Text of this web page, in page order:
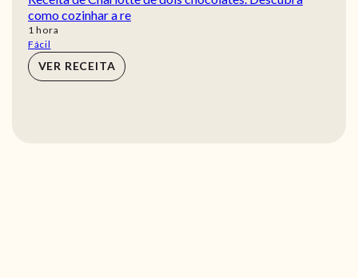
como cozinhar a re
1 hora
hora
Fácil
VER RECEITA